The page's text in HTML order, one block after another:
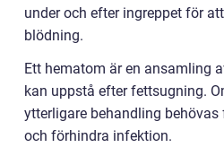
under och efter ingreppet för
blödning.
Ett hematom är en ansamling
kan uppstå efter fettsugning.
ytterligare behandling
och förhindra infektion.